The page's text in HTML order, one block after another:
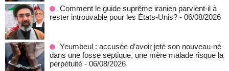
Comment le guide suprême iranien parvient-il à
rester introuvable pour les États-Unis? - 06/08/2026
Yeumbeul : accusée d’avoir jeté son nouveau-né
dans une fosse septique, une mère malade risque la
perpétuité - 06/08/2026